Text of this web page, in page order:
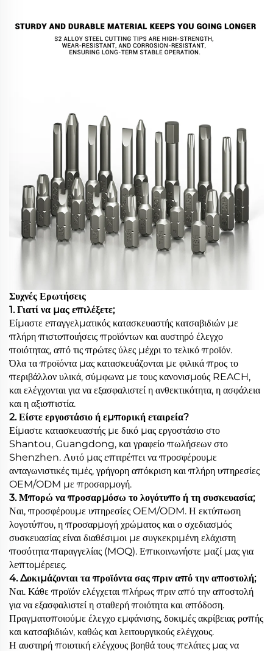
Συχνές Ερωτήσεις
1. Γιατί να μας επιλέξετε;
Είμαστε επαγγελματικός κατασκευαστής κατσαβιδιών με
πλήρη πιστοποιήσεις προϊόντων και αυστηρό έλεγχο
ποιότητας, από τις πρώτες ύλες μέχρι το τελικό προϊόν.
Όλα τα προϊόντα μας κατασκευάζονται με φιλικά προς το
περιβάλλον υλικά, σύμφωνα με τους κανονισμούς REACH,
και ελέγχονται για να εξασφαλιστεί η ανθεκτικότητα, η ασφάλεια
και η αξιοπιστία.
2. Είστε εργοστάσιο ή εμπορική εταιρεία?
Είμαστε κατασκευαστής με δικό μας εργοστάσιο στο
Shantou, Guangdong, και γραφείο πωλήσεων στο
Shenzhen. Αυτό μας επιτρέπει να προσφέρουμε
ανταγωνιστικές τιμές, γρήγορη απόκριση και πλήρη υπηρεσίες
OEM/ODM με προσαρμογή.
3. Μπορώ να προσαρμόσω το λογότυπο ή τη συσκευασία;
Ναι, προσφέρουμε υπηρεσίες OEM/ODM. Η εκτύπωση
λογοτύπου, η προσαρμογή χρώματος και ο σχεδιασμός
συσκευασίας είναι διαθέσιμοι με συγκεκριμένη ελάχιστη
ποσότητα παραγγελίας (MOQ). Επικοινωνήστε μαζί μας για
λεπτομέρειες.
4. Δοκιμάζονται τα προϊόντα σας πριν από την αποστολή;
Ναι. Κάθε προϊόν ελέγχεται πλήρως πριν από την αποστολή
για να εξασφαλιστεί η σταθερή ποιότητα και απόδοση.
Πραγματοποιούμε έλεγχο εμφάνισης, δοκιμές ακρίβειας ροπής
και κατσαβιδιών, καθώς και λειτουργικούς ελέγχους.
Η αυστηρή ποιοτική ελέγχους βοηθά τους πελάτες μας να